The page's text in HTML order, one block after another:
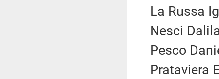
La Russa
Nesci
Pesco
Prataviera